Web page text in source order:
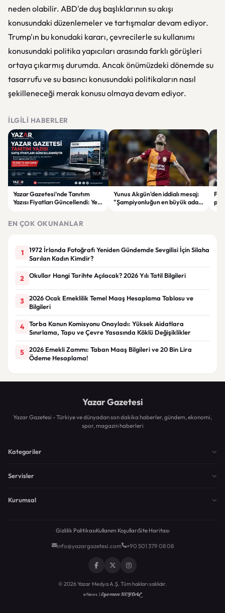
neden olabilir. ABD'de duş başlıklarının su akışı
konusundaki düzenlemeler ve tartışmalar devam ediyor.
Trump'ın bu konudaki kararı, çevrecilerle su kullanımı
konusundaki politika yapıcıları arasında farklı görüşleri
ortaya çıkarmış durumda. Ancak önümüzdeki dönemde su
tasarrufu ve su basıncı konusundaki politikaların nasıl
şekilleneceği merak konusu olmaya devam ediyor.
İLGILI HABERLER
Yazar Gazetesi’nde Tanıtım
Yazısı Fiyatları Güncellendi: Yeni
Yunus Akgün'den iddialı mesaj:
"Şampiyonluğun en büyük adayı
EN ÇOK OKUNANLAR
1
1972 İrlanda Fotoğrafı Yeniden Gündemde Sevgilisi İçin Silaha
Sarılan Kadın Kimdir?
2 Okullar Hangi Tarihte Açılacak? 2026 Yılı Tatil Bilgileri
3
2026 Ocak Emeklilik Temel Maaş Hesaplama Tablosu ve
Bilgileri
4
Torba Kanun Komisyonu Onayladı: Yüksek Aidatlara
Sınırlama, Tapu ve Çevre Yasasında Köklü Değişiklikler
5
2026 Emekli Zammı: Taban Maaş Bilgileri ve 20 Bin Lira
Ödeme Hesaplama!
Yazar Gazetesi
Yazar Gazetesi - Türkiye ve dünyadan son dakika haberler, gündem, ekonomi,
spor, magazin haberleri
Kategoriler
Servisler
Kurumsal
Gizlilik PolitikasıKullanım KoşullarıSite Haritası
info@yazargazetesi.com +90 501 379 08 08
© 2026 Yazar Medya A.Ş. Tüm hakları saklıdır.
eNews |Egemen KEYDAL